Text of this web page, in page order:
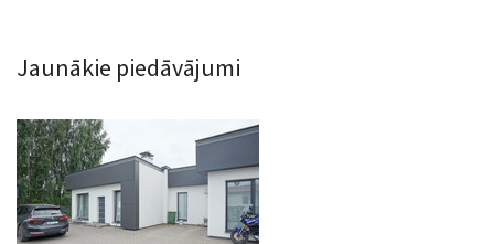
Jaunākie piedāvājumi